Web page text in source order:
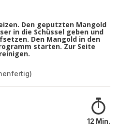
Den geputzten Mangold
in die Schüssel geben und
Den Mangold in den
starten. Zur Seite
12 Min.